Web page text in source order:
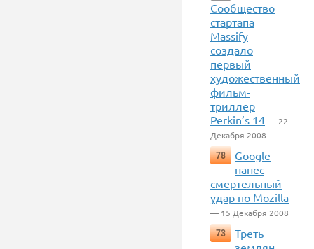
Сообщество
стартапа
Massify
создало
первый
художественный
фильм-
триллер
Perkin’s 14 — 22
Декабря 2008
78
Google
нанес
смертельный
удар по Mozilla
— 15 Декабря 2008
73
Треть